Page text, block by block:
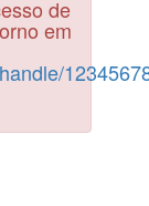
de
em